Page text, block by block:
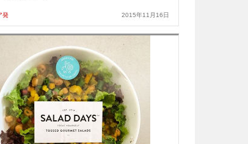
発 2015年11月16日